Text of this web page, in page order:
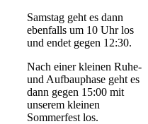
Samstag geht es dann
ebenfalls um 10 Uhr los
und endet gegen 12:30.
Nach einer kleinen Ruhe-
und Aufbauphase geht es
dann gegen 15:00 mit
unserem kleinen
Sommerfest los.